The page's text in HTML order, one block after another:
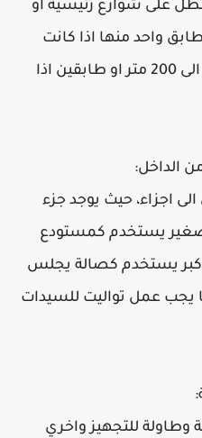
تطل على شوارع رئيسية او
واحد منها اذا كانت
مساحتة واسعة ولتكن من 150 الى 200 متر او طابقين اذا
الداخل:
اجزاء، حيث يوجد جزء
يستخدم كمستودع
يستخدم كصالة يجلس
يجب عمل تواليت للسيدات
وطاولة للتجهيز واخري